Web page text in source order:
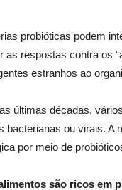
probióticas podem
as respostas contra os
estranhos ao
últimas décadas,
bacterianas ou virais. A
por meio de
são ricos em